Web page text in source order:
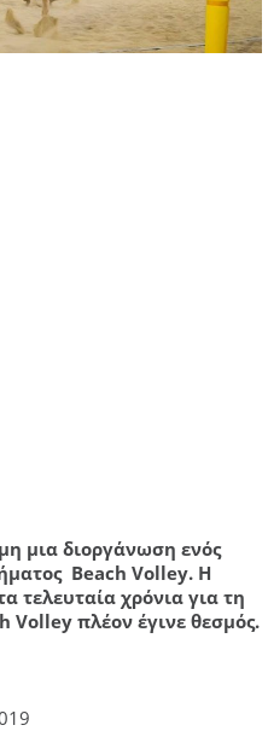
μια διοργάνωση ενός
Beach Volley. Η
τελευταία χρόνια για τη
Volley πλέον έγινε θεσμός.